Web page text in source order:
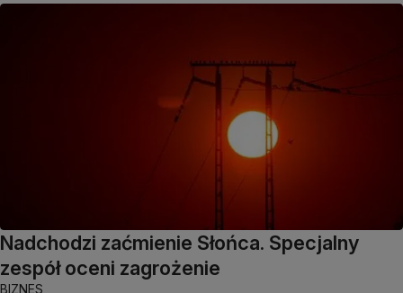
Nadchodzi zaćmienie Słońca. Specjalny
zespół oceni zagrożenie
BIZNES